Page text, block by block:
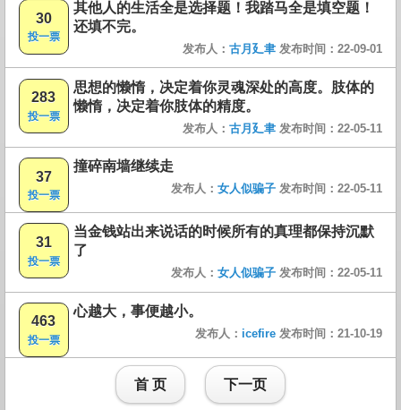
30
投一票
其他人的生活全是选择题！我踏马全是填空题！
还填不完。
发布人： 古月廴聿 发布时间：22-09-01
283
投一票
思想的懒惰，决定着你灵魂深处的高度。肢体的
懒惰，决定着你肢体的精度。
发布人： 古月廴聿 发布时间：22-05-11
37
投一票
撞碎南墙继续走
发布人： 女人似骗子 发布时间：22-05-11
31
投一票
当金钱站出来说话的时候所有的真理都保持沉默
了
发布人： 女人似骗子 发布时间：22-05-11
463
投一票
心越大，事便越小。
发布人： icefire 发布时间：21-10-19
首 页 下一页